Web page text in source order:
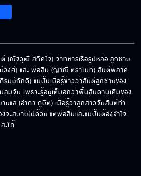
ต์ (ณัฐวุฒิ สกิดใจ) จ่าทหารเรือรูปหล่อ ลูกชาย
วงศ์) และ พ่อสิน (ญาณี ตราโมท) สันต์พลาด
รมย์ภักดี) แม่ปั้นเมื่อรู้ข่าวว่าสันต์ลูกชายของ
ลมจับ เพราะรู้อยู่เต็มอกว่าพื้นสันดานเดิมของ
ายแล (อำภา ภูษิต) เมื่อรู้ว่าลูกสาวจับสันต์ทำ
จะสบายไปด้วย แต่พ่อสินและแม่ปั้นต้องจำใจ
ะใภ้